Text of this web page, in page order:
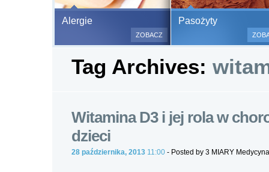
Alergie
Bezbolesne
500
odczulające.
Testy są
(bez
ZOBACZ
Pasożyty
Tag Archives:
Witamina D3 i jej rola w
dzieci
28 października, 2013 11:00 - Posted by 3 MIARY